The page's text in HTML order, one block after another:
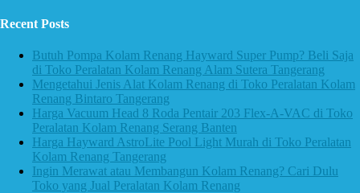
Recent Posts
Butuh Pompa Kolam Renang Hayward Super Pump? Beli Saja
di Toko Peralatan Kolam Renang Alam Sutera Tangerang
Mengetahui Jenis Alat Kolam Renang di Toko Peralatan Kolam
Renang Bintaro Tangerang
Harga Vacuum Head 8 Roda Pentair 203 Flex-A-VAC di Toko
Peralatan Kolam Renang Serang Banten
Harga Hayward AstroLite Pool Light Murah di Toko Peralatan
Kolam Renang Tangerang
Ingin Merawat atau Membangun Kolam Renang? Cari Dulu
Toko yang Jual Peralatan Kolam Renang